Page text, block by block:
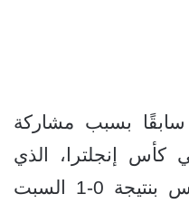
سابقًا بسبب مشاركة
إنجلترا، الذي
خسره أمام كريستال بالاس بنتيجة 0-1 السبت